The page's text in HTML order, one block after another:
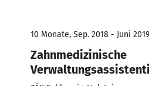
10 Monate, Sep. 2018 - Juni 2019
Zahnmedizinische